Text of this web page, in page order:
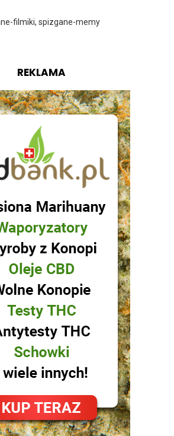
filmiki, spizgane-memy
REKLAMA